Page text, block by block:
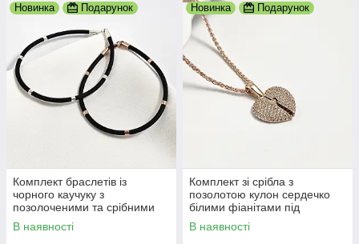
Новинка Подарунок
Комплект браслетів із
чорного каучуку з
позолоченими та срібними
вставками
В наявності
Новинка Подарунок
Комплект зі срібла з
позолотою кулон сердечко
білими фіанітами під
гравіювання і ланцюжок з
плетінням колосок 45 см
В наявності